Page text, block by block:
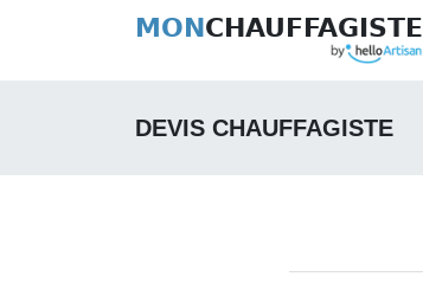
MONCHAUFFAGISTE
DEVIS CHAUFFAGISTE